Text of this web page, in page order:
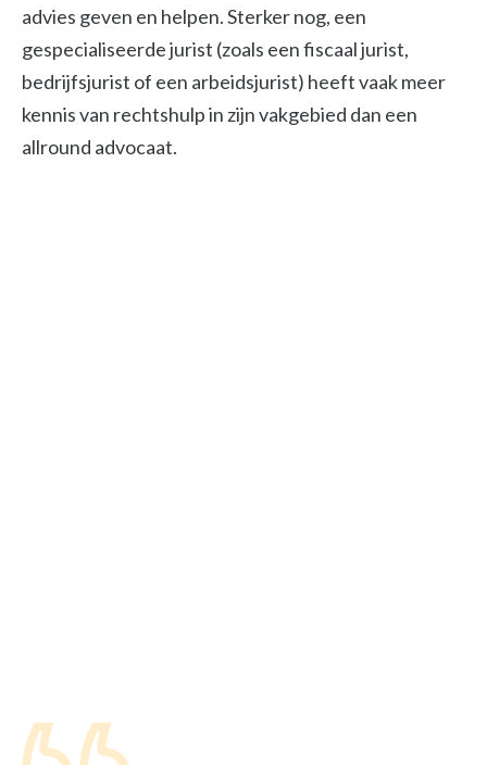
advies geven en helpen. Sterker nog, een
gespecialiseerde jurist (zoals een fiscaal jurist,
bedrijfsjurist of een arbeidsjurist) heeft vaak meer
kennis van rechtshulp in zijn vakgebied dan een
allround advocaat.